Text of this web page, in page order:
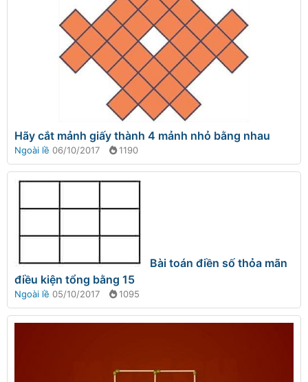
Hãy cắt mảnh giấy thành 4 mảnh nhỏ bằng nhau
Ngoài lề 06/10/2017 1190
Bài toán điền số thỏa mãn
điều kiện tổng bằng 15
Ngoài lề 05/10/2017 1095